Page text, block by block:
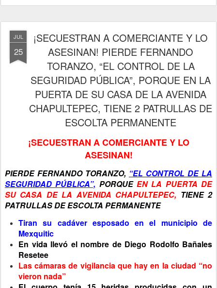
JUL
25
¡SECUESTRAN A COMERCIANTE Y LO
ASESINAN! PIERDE FERNANDO
TORANZO, “EL CONTROL DE LA
SEGURIDAD PÚBLICA”, PORQUE EN LA
PUERTA DE SU CASA DE LA AVENIDA
CHAPULTEPEC, TIENE 2 PATRULLAS DE
ESCOLTA PERMANENTE
¡SECUESTRAN A COMERCIANTE Y LO
ASESINAN!
PIERDE FERNANDO TORANZO, “EL CONTROL DE LA
SEGURIDAD PÚBLICA”, PORQUEEN LA PUERTA DE
SU CASA DE LA AVENIDA CHAPULTEPEC, TIENE 2
PATRULLAS DE ESCOLTA PERMANENTE
Tiran su cadáver esposado en el municipio de
Mexquitic
En vida llevó el nombre de Diego Rodolfo Bañales
Resetee
Las cámaras de vigilancia que hay en la ciudad “no
vieron nada”